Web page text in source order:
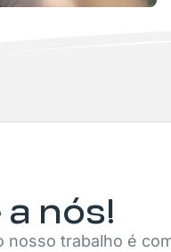
nós!
nosso trabalho é